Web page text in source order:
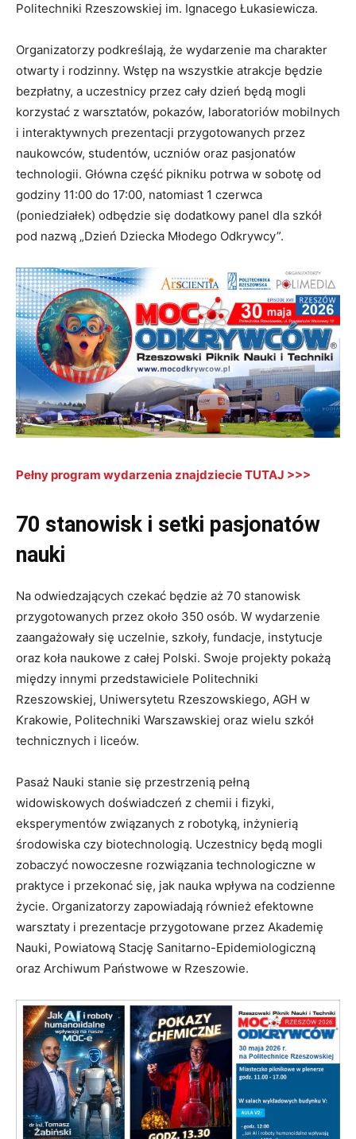
Politechniki Rzeszowskiej im. Ignacego Łukasiewicza.
Organizatorzy podkreślają, że wydarzenie ma charakter
otwarty i rodzinny. Wstęp na wszystkie atrakcje będzie
bezpłatny, a uczestnicy przez cały dzień będą mogli
korzystać z warsztatów, pokazów, laboratoriów mobilnych
i interaktywnych prezentacji przygotowanych przez
naukowców, studentów, uczniów oraz pasjonatów
technologii. Główna część pikniku potrwa w sobotę od
godziny 11:00 do 17:00, natomiast 1 czerwca
(poniedziałek) odbędzie się dodatkowy panel dla szkół
pod nazwą „Dzień Dziecka Młodego Odkrywcy”.
Pełny program wydarzenia znajdziecie TUTAJ >>>
70 stanowisk i setki pasjonatów
nauki
Na odwiedzających czekać będzie aż 70 stanowisk
przygotowanych przez około 350 osób. W wydarzenie
zaangażowały się uczelnie, szkoły, fundacje, instytucje
oraz koła naukowe z całej Polski. Swoje projekty pokażą
między innymi przedstawiciele Politechniki
Rzeszowskiej, Uniwersytetu Rzeszowskiego, AGH w
Krakowie, Politechniki Warszawskiej oraz wielu szkół
technicznych i liceów.
Pasaż Nauki stanie się przestrzenią pełną
widowiskowych doświadczeń z chemii i fizyki,
eksperymentów związanych z robotyką, inżynierią
środowiska czy biotechnologią. Uczestnicy będą mogli
zobaczyć nowoczesne rozwiązania technologiczne w
praktyce i przekonać się, jak nauka wpływa na codzienne
życie. Organizatorzy zapowiadają również efektowne
warsztaty i prezentacje przygotowane przez Akademię
Nauki, Powiatową Stację Sanitarno-Epidemiologiczną
oraz Archiwum Państwowe w Rzeszowie.